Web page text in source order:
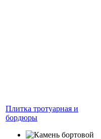
Плитка тротуарная и
бордюры